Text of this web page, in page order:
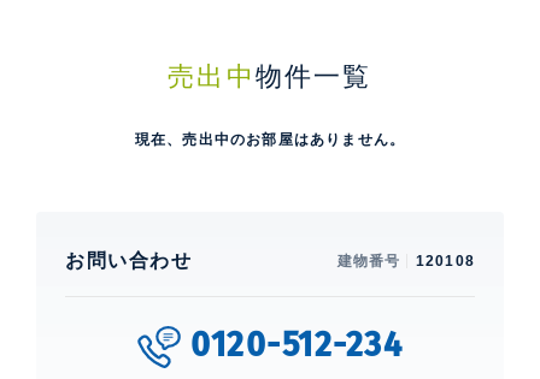
売出中 物件一覧
現在、売出中のお部屋はありません。
お問い合わせ 建物番号 120108
0120-512-234